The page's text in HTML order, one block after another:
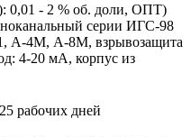
0,01 - 2 % об. доли, ОПТ)
серии ИГС-98
А-4М, А-8М, взрывозащита
4-20 мА, корпус из
рабочих дней